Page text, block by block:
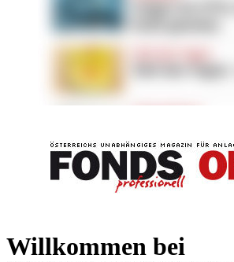
Willkommen bei